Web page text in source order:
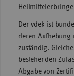
Der vdek ist
deren Aufhebung
zuständig.
bestehenden
Abgabe von